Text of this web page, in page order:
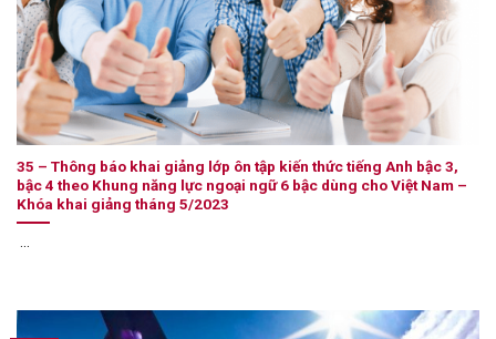
35 – Thông báo khai giảng lớp ôn tập kiến thức tiếng Anh bậc 3,
bậc 4 theo Khung năng lực ngoại ngữ 6 bậc dùng cho Việt Nam –
Khóa khai giảng tháng 5/2023
...